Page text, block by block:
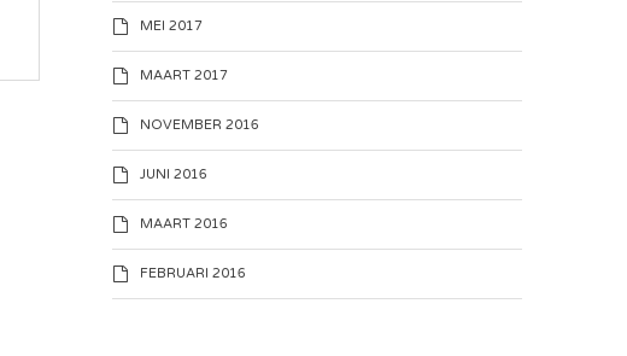
MEI 2017
MAART 2017
NOVEMBER 2016
JUNI 2016
MAART 2016
FEBRUARI 2016